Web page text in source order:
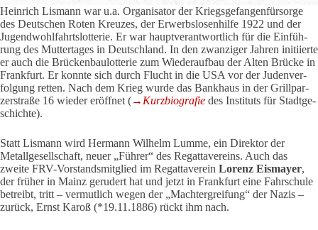
Hein­rich Lis­mann war u.a. Orga­ni­sator der Kriegs­ge­fan­gen­für­sorge
des Deut­schen Roten Kreuzes, der Erwerbs­lo­sen­hilfe 1922 und der
Jugend­wohl­fahrts­lot­terie. Er war haupt­ver­ant­wort­lich für die Ein­füh­
rung des Mut­ter­tages in Deutsch­land. In den zwan­ziger Jahren initi­ierte
er auch die Brü­cken­bau­lot­terie zum Wie­der­aufbau der Alten Brücke in
Frank­furt. Er konnte sich durch Flucht in die USA vor der Juden­ver­
fol­gung retten. Nach dem Krieg wurde das Bank­haus in der Grill­par­
zer­straße 16 wieder eröffnet (→Kurz­bio­grafie des Insti­tuts für Stadt­ge­
schichte).
Statt Lis­mann wird Her­mann Wil­helm Lumme, ein Direktor der
Metall­ge­sell­schaft, neuer „Führer“ des Regat­ta­ver­eins. Auch das
zweite FRV-Vor­stands­mit­glied im Regat­ta­verein Lorenz Eis­mayer,
der früher in Mainz geru­dert hat und jetzt in Frank­furt eine Fahr­schule
betreibt, tritt – ver­mut­lich wegen der „Macht­er­grei­fung“ der Nazis –
zurück, Ernst Karoß (*19.11.1886) rückt ihm nach.